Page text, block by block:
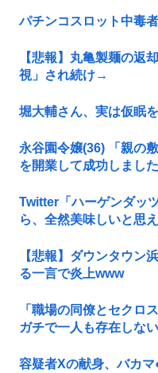
パチンコスロット中毒
【悲報】丸亀製麺の返
視」され続け→
堀大輔さん、実は仮眠
永谷園令嬢(36) 「親の
を開業して成功しました
Twitter「ハーゲンダッ
ら、全然美味しいと
【悲報】ダウンタウン
る一言で炎上www
「職場の同僚とセクロ
ガチで一人も存在しな
容疑者Xの献身、バカ